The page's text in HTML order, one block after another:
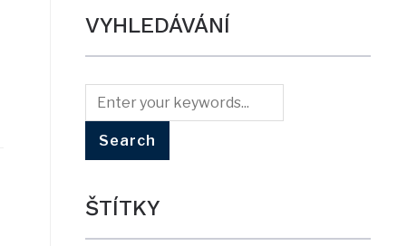
VYHLEDÁVÁNÍ
ŠTÍTKY